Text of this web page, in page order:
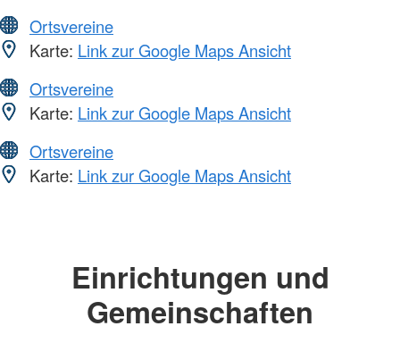
Ortsvereine
Karte: Link zur Google Maps Ansicht
Ortsvereine
Karte: Link zur Google Maps Ansicht
Ortsvereine
Karte: Link zur Google Maps Ansicht
Einrichtungen und
Gemeinschaften